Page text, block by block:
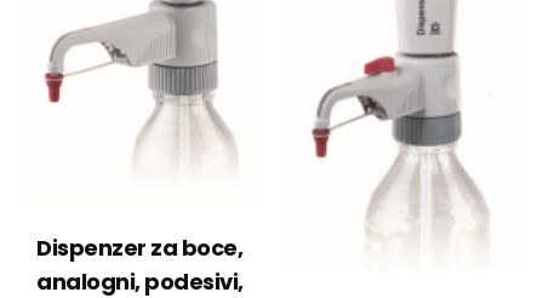
Dispenzer za boce,
analogni, podesivi,